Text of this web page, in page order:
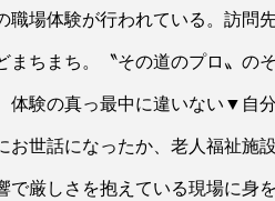
職場体験が行われている。訪問
まちまち。〝その道のプロ〟の
体験の真っ最中に違いない▼自
お世話になったか、老人福祉施
で厳しさを抱えている現場に身